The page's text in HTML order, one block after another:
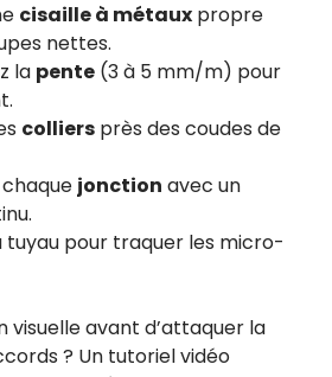
cisaille à métaux propre
nettes.
la pente (3 à 5 mm/m) pour
colliers près des coudes de
chaque jonction avec un
pour traquer les micro-
visuelle avant d’attaquer la
? Un tutoriel vidéo